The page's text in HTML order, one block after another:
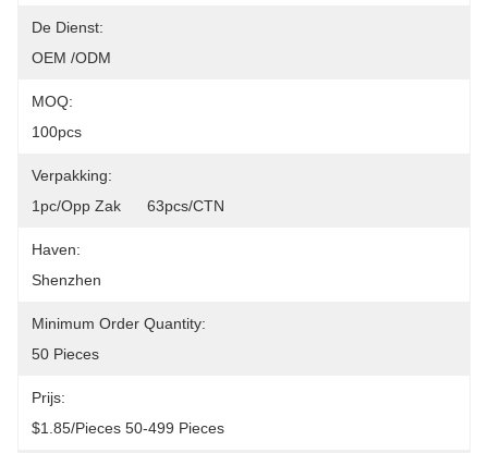
De Dienst:
OEM /ODM
MOQ:
100pcs
Verpakking:
1pc/opp Zak      63pcs/CTN
Haven:
Shenzhen
Minimum Order Quantity:
50 Pieces
Prijs:
$1.85/pieces 50-499 Pieces